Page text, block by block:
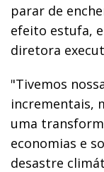
parar de
efeito estufa,
diretora
"Tivemos
incrementais,
uma
economias e
desastre